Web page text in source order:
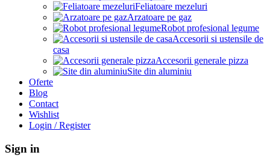
Feliatoare mezeluri
Arzatoare pe gaz
Robot profesional legume
Accesorii si ustensile de
casa
Accesorii generale pizza
Site din aluminiu
Oferte
Blog
Contact
Wishlist
Login / Register
Sign in